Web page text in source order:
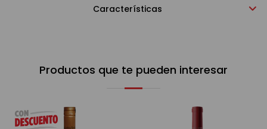
Características
Productos que te pueden interesar